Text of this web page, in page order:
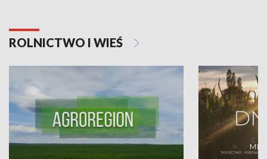
ROLNICTWO I WIEŚ